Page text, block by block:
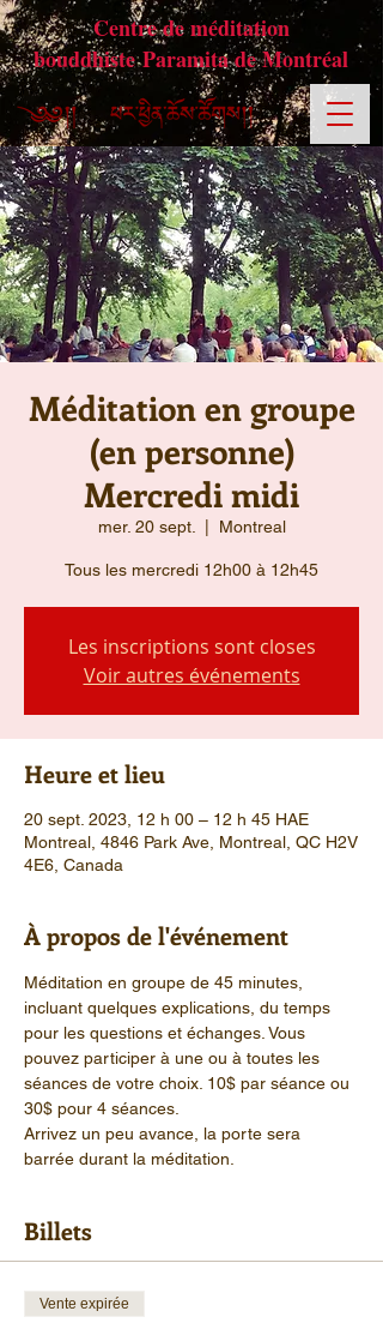
Centre de méditation
bouddhiste Paramita de Montréal
Méditation en groupe
(en personne)
Mercredi midi
mer. 20 sept. Montreal
Tous les mercredi 12h00 à 12h45
Les inscriptions sont closes
Voir autres événements
Heure et lieu
20 sept. 2023, 12 h 00 – 12 h 45 HAE
Montreal, 4846 Park Ave, Montreal, QC H2V
4E6, Canada
À propos de l'événement
Méditation en groupe de 45 minutes,
incluant quelques explications, du temps
pour les questions et échanges. Vous
pouvez participer à une ou à toutes les
séances de votre choix. 10$ par séance ou
30$ pour 4 séances.
Arrivez un peu avance, la porte sera
barrée durant la méditation.
Billets
Vente expirée